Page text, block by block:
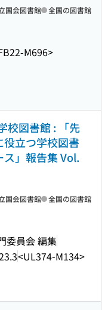
M696>
国会図書館 全国の図書館
校図書館 : 「先
立つ学校図書
」報告集 Vol.
委員会 編集
<UL374-M134>
国会図書館 全国の図書館